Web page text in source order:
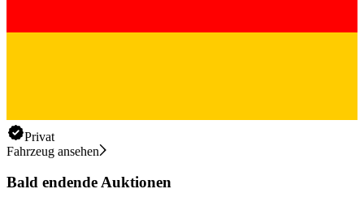
Privat
Fahrzeug ansehen
Bald endende Auktionen